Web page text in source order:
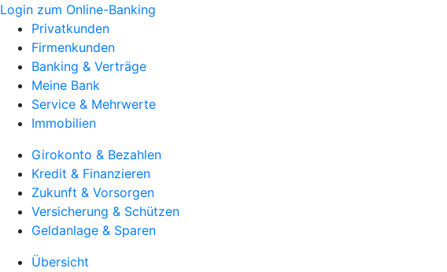
Login zum Online-Banking
Privatkunden
Firmenkunden
Banking & Verträge
Meine Bank
Service & Mehrwerte
Immobilien
Girokonto & Bezahlen
Kredit & Finanzieren
Zukunft & Vorsorgen
Versicherung & Schützen
Geldanlage & Sparen
Übersicht